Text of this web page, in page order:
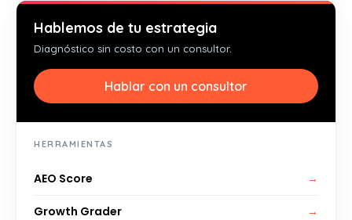
Hablemos de tu estrategia
Diagnóstico sin costo con un consultor.
Hablar con un consultor
HERRAMIENTAS
AEO Score →
Growth Grader →